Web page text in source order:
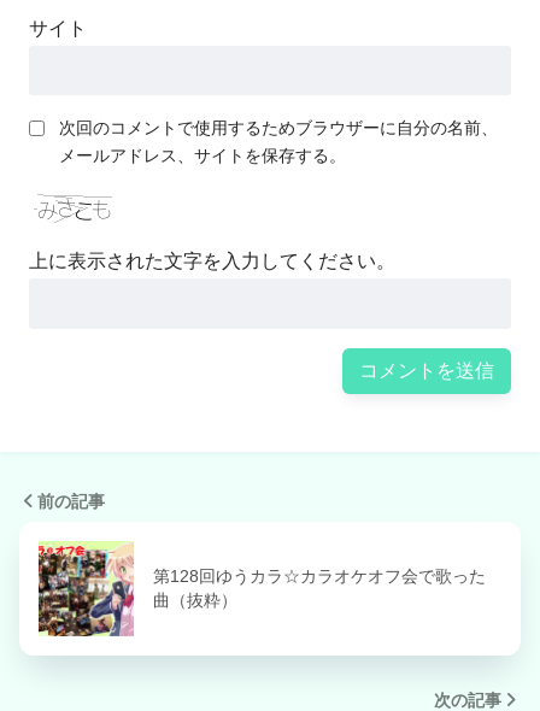
サイト
次回のコメントで使用するためブラウザーに自分の名前、
メールアドレス、サイトを保存する。
上に表示された文字を入力してください。
前の記事
第128回ゆうカラ☆カラオケオフ会で歌った
曲（抜粋）
次の記事